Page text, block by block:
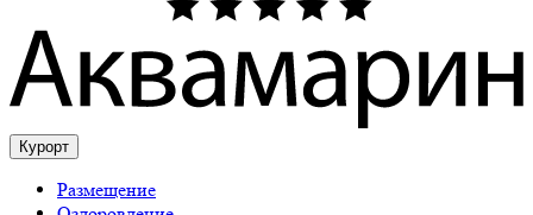
Курорт
Размещение